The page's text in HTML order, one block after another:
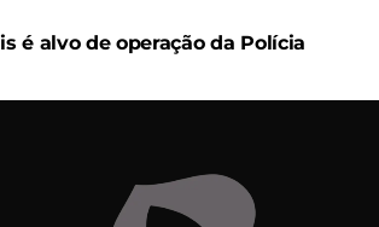
é alvo de operação da Polícia